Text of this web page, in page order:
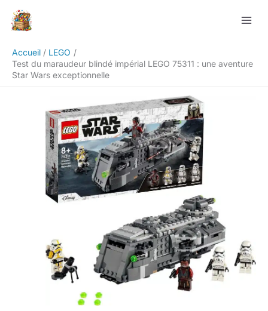
Accueil
LEGO
Test du maraudeur blindé impérial LEGO 75311 : une aventure
Star Wars exceptionnelle
Rechercher